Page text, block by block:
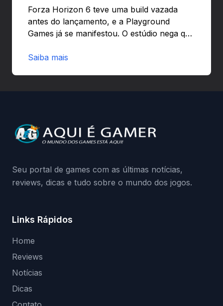
Forza Horizon 6 teve uma build vazada
antes do lançamento, e a Playground
Games já se manifestou. O estúdio nega que
preload e avisa que quem usar versões não
da Playground: negação do preload,
medidas contra acessos não autorizados
Saiba mais
Seu portal de games com as últimas notícias,
reviews, dicas e tudo sobre o mundo dos jogos.
Links Rápidos
Home
Reviews
Notícias
Dicas